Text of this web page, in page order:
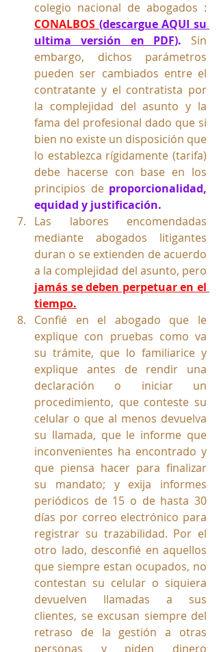
CONALBOS (descargue AQUI su
ultima versión en PDF).
Sin
embargo, dichos parámetros
pueden ser cambiados entre el
contratante y el contratista por
la complejidad del asunto y la
fama del profesional dado que si
bien no existe un disposición que
lo establezca rígidamente (tarifa)
debe hacerse con base en los
principios de proporcionalidad,
equidad y justificación.
Las labores encomendadas
mediante abogados litigantes
duran o se extienden de acuerdo
a la complejidad del asunto, pero
jamás se deben perpetuar en el
tiempo.
Confié en el abogado que le
explique con pruebas como va
su trámite, que lo familiarice y
explique antes de rendir una
declaración o iniciar un
procedimiento, que conteste su
celular o que al menos devuelva
su llamada, que le informe que
inconvenientes ha encontrado y
que piensa hacer para finalizar
su mandato; y exija informes
periódicos de 15 o de hasta 30
días por correo electrónico para
registrar su trazabilidad. Por el
otro lado, desconfié en aquellos
que siempre estan ocupados, no
contestan su celular o siquiera
devuelven llamadas a sus
clientes, se excusan siempre del
retraso de la gestión a otras
personas y piden dinero